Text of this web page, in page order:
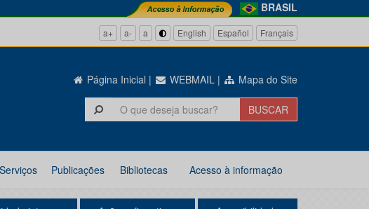
BRASIL
a+ a- a English Español Français
Página Inicial | WEBMAIL | Mapa do Site
Serviços Publicações Bibliotecas Acesso à informação